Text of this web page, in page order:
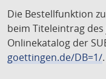
Die Bestellfunktion
beim Titeleintrag
Onlinekatalog der
goettingen.de/DB=1/.